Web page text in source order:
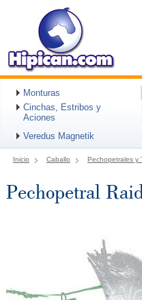
Monturas
Cinchas, Estribos y
Aciones
Veredus Magnetik
Inicio Caballo Pechopetrales y
Pechopetral